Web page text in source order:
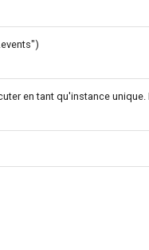
en tant qu'instance